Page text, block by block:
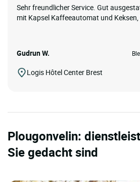
Sehr freundlicher Service. Gut
mit Kapsel Kaffeeautomat und Keksen,
Gudrun W.
Logis Hôtel Center Brest
Plougonvelin:
Sie gedacht sind